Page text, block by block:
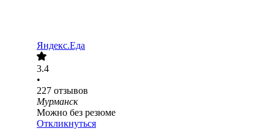
Яндекс.Еда
3.4
•
227 отзывов
Мурманск
Можно без резюме
Откликнуться